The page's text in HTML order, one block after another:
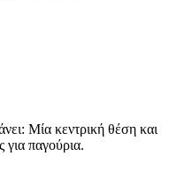
Μία κεντρική θέση και
για παγούρια.